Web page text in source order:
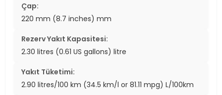
Çap:
220 mm (8.7 inches) mm
Rezerv Yakıt Kapasitesi:
2.30 litres (0.61 US gallons) litre
Yakıt Tüketimi:
2.90 litres/100 km (34.5 km/l or 81.11 mpg) L/100km